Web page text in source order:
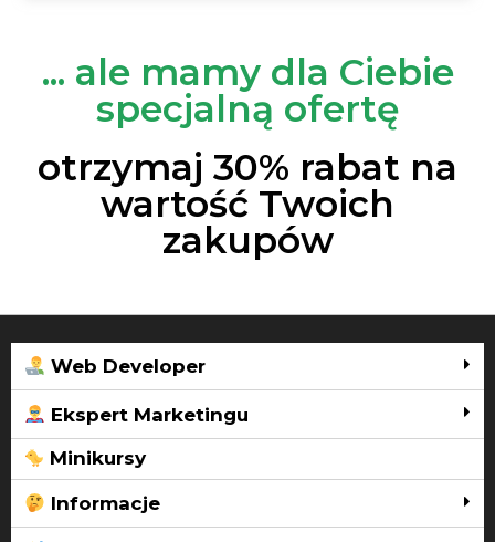
... ale mamy dla Ciebie
specjalną ofertę
otrzymaj 30% rabat na
wartość Twoich
zakupów
Web Developer
Ekspert Marketingu
Minikursy
Informacje